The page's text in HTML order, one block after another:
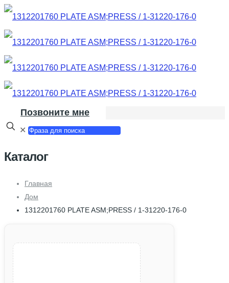
Позвоните мне
✕
Каталог
Главная
Дом
1312201760 PLATE ASM;PRESS / 1-31220-176-0